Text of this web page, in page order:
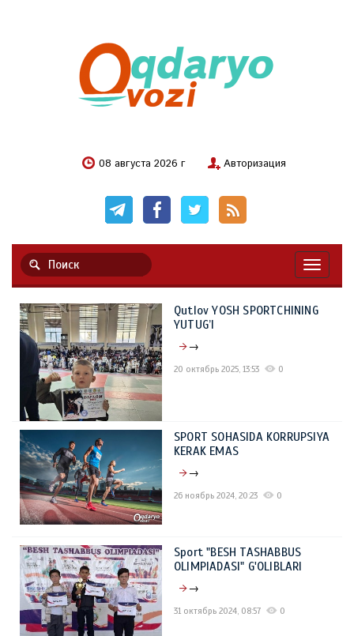
08 августа 2026 г Авторизация
Qutlov YOSH SPORTCHINING
YUTUG’I
→
20 октябрь 2025, 13:53 0
SPORT SOHASIDA KORRUPSIYA
KERAK EMAS
→
26 ноябрь 2024, 20:23 0
Sport "BESH TASHABBUS
OLIMPIADASI" G'OLIBLARI
→
31 октябрь 2024, 08:57 0